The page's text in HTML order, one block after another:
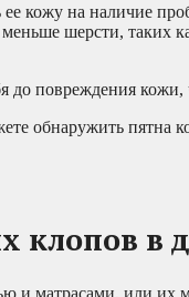
ее кожу на наличие
шерсти, таких
до повреждения
обнаружить пятна
клопов в